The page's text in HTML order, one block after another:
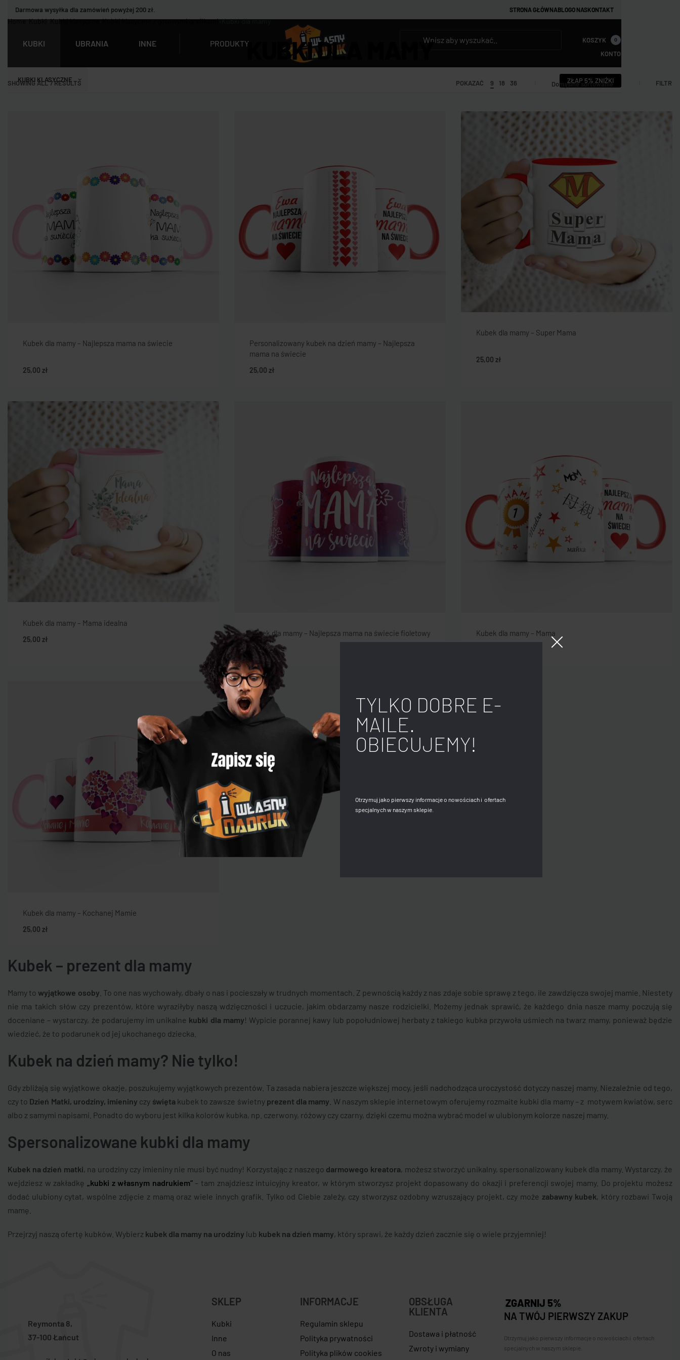
Darmowa wysyłka dla zamówień powyżej 200 zł. STRONA GŁÓWNABLOGO NASKONTAKT
KUBKI UBRANIA INNE PRODUKTY KOSZYK 0
KONTO
KUBKI KLASYCZNE ZŁAP 5% ZNIŻKI
Home›Kubki›Kubki klasyczne›Kubki klasyczne z gotowymi grafikami›Kubki dla mamy
KUBKI DLA MAMY
SHOWING ALL 7 RESULTS POKAZAĆ 9 18 36 Domyślne sortowanie FILTR
Kubek dla mamy – Najlepsza mama na świecie
25,00 zł
Personalizowany kubek na dzień mamy – Najlepsza
mama na świecie
25,00 zł
Kubek dla mamy – Super Mama
25,00 zł
Kubek dla mamy – Mama idealna
25,00 zł
Kubek dla mamy – Najlepsza mama na świecie fioletowy
25,00zł
Kubek dla mamy – Mama
Kubek dla mamy – Kochanej Mamie
25,00 zł
Kubek – prezent dla mamy
Mamy to wyjątkowe osoby . To one nas wychowały, dbały o nas i pocieszały w trudnych momentach. Z pewnością każdy z nas zdaje sobie sprawę z tego, ile zawdzięcza swojej mamie. Niestety
nie ma takich słów czy prezentów, które wyraziłyby naszą wdzięczności i uczucie, jakim obdarzamy nasze rodzicielki. Możemy jednak sprawić, że każdego dnia nasze mamy poczują się
doceniane – wystarczy, że podarujemy im unikalne kubki dla mamy! Wypicie porannej kawy lub popołudniowej herbaty z takiego kubka przywoła uśmiech na twarz mamy, ponieważ będzie
wiedzieć, że to podarunek od jej ukochanego dziecka.
Kubek na dzień mamy? Nie tylko!
Gdy zbliżają się wyjątkowe okazje, poszukujemy wyjątkowych prezentów. Ta zasada nabiera jeszcze większej mocy, jeśli nadchodząca uroczystość dotyczy naszej mamy. Niezależnie od tego,
czy to Dzień Matki, urodziny, imieniny czy święta kubek to zawsze świetny prezent dla mamy . W naszym sklepie internetowym oferujemy rozmaite kubki dla mamy – z motywem kwiatów, serc
albo z samymi napisami. Ponadto do wyboru jest kilka kolorów kubka, np. czerwony, różowy czy czarny, dzięki czemu można wybrać model w ulubionym kolorze naszej mamy.
Spersonalizowane kubki dla mamy
Kubek na dzień matki, na urodziny czy imieniny nie musi być nudny! Korzystając z naszego darmowego kreatora, możesz stworzyć unikalny, spersonalizowany kubek dla mamy. Wystarczy, że
wejdziesz w zakładkę „kubki z własnym nadrukiem”– tam znajdziesz intuicyjny kreator, w którym stworzysz projekt dopasowany do okazji i preferencji swojej mamy. Do projektu możesz
dodać ulubiony cytat, wspólne zdjęcie z mamą oraz wiele innych grafik. Tylko od Ciebie zależy, czy stworzysz ozdobny wzruszający projekt, czy może zabawny kubek, który rozbawi Twoją
mamę.
Przejrzyj naszą ofertę kubków. Wybierz kubek dla mamy na urodziny lub kubek na dzień mamy, który sprawi, że każdy dzień zacznie się o wiele przyjemniej!
Reymonta 8,
37-100 Łańcut
SKLEP
Kubki
Inne
O nas
INFORMACJE
Regulamin sklepu
Polityka prywatności
Polityka plików cookies
OBSŁUGA
KLIENTA
Dostawa i płatność
Zwroty i wymiany
ZGARNIJ 5%
NA TWÓJ PIERWSZY ZAKUP
Otrzymuj jako pierwszy informacje o nowościach i ofertach
specjalnych w naszym sklepie.
TYLKO DOBRE E-
MAILE.
OBIECUJEMY!
Otrzymuj jako pierwszy informacje o nowościach i ofertach
specjalnych w naszym sklepie.